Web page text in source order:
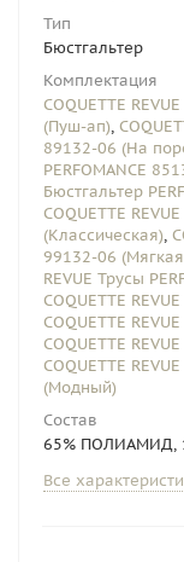
Тип
Бюстгальтер
Комплектация
COQUETTE
(Пуш-ап),
89132-06 (На
PERFOMANCE
Бюстгальтер
COQUETTE
(Классическая),
99132-06
REVUE Трусы
COQUETTE
COQUETTE
COQUETTE
COQUETTE
(Модный)
Состав
65% ПОЛИАМИД,
Все